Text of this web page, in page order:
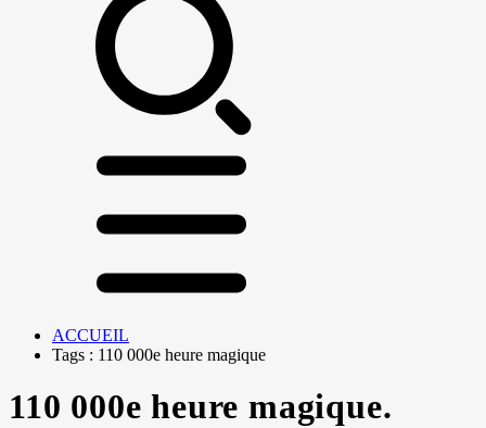
ACCUEIL
Tags : 110 000e heure magique
110 000e heure magique.